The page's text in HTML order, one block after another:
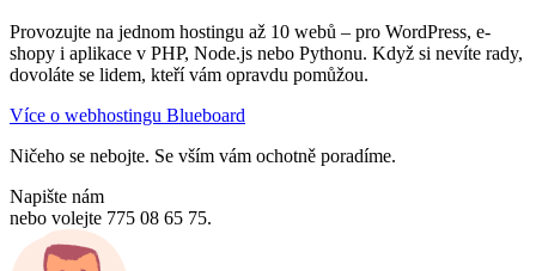
Provozujte na jednom hostingu až 10 webů – pro WordPress, e-
shopy i aplikace v PHP, Node.js nebo Pythonu. Když si nevíte rady,
dovoláte se lidem, kteří vám opravdu pomůžou.
Více o webhostingu Blueboard
Ničeho se nebojte. Se vším vám ochotně poradíme.
Napište nám
nebo volejte 775 08 65 75.